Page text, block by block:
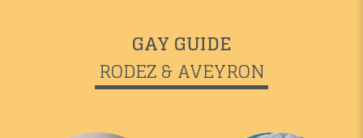
GAY GUIDE
RODEZ & AVEYRON